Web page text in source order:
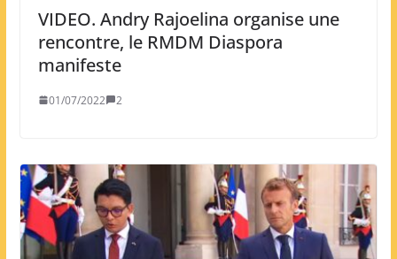
VIDEO. Andry Rajoelina organise une
rencontre, le RMDM Diaspora
manifeste
01/07/2022 2